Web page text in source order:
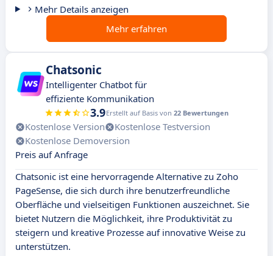
Mehr Details anzeigen
Mehr erfahren
Chatsonic
Intelligenter Chatbot für
effiziente Kommunikation
3.9Erstellt auf Basis von 22 Bewertungen
Kostenlose Version
Kostenlose Testversion
Kostenlose Demoversion
Preis auf Anfrage
Chatsonic ist eine hervorragende Alternative zu Zoho
PageSense, die sich durch ihre benutzerfreundliche
Oberfläche und vielseitigen Funktionen auszeichnet. Sie
bietet Nutzern die Möglichkeit, ihre Produktivität zu
steigern und kreative Prozesse auf innovative Weise zu
unterstützen.